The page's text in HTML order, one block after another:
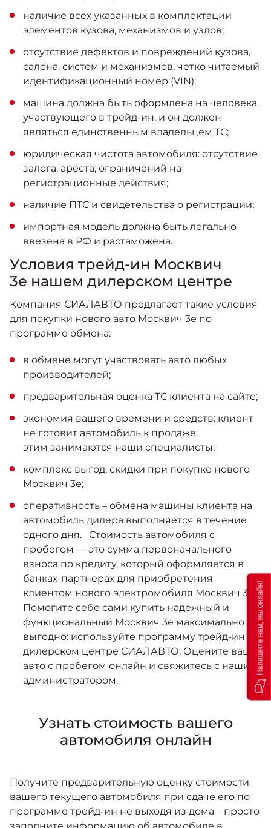
наличие всех указанных в комплектации
элементов кузова, механизмов и узлов;
отсутствие дефектов и повреждений кузова,
салона, систем и механизмов, четко читаемый
идентификационный номер (VIN);
машина должна быть оформлена на человека,
участвующего в трейд-ин, и он должен
являться единственным владельцем ТС;
юридическая чистота автомобиля: отсутствие
залога, ареста, ограничений на
регистрационные действия;
наличие ПТС и свидетельства о регистрации;
импортная модель должна быть легально
ввезена в РФ и растаможена.
Условия трейд-ин Москвич
3е нашем дилерском центре
Компания СИАЛАВТО предлагает такие условия
для покупки нового авто Москвич 3е по
программе обмена:
в обмене могут участвовать авто любых
производителей;
предварительная оценка ТС клиента на сайте;
экономия вашего времени и средств: клиент
не готовит автомобиль к продаже,
этим занимаются наши специалисты;
комплекс выгод, скидки при покупке нового
Москвич 3е;
оперативность – обмена машины клиента на
автомобиль дилера выполняется в течение
одного дня. Стоимость автомобиля с
пробегом — это сумма первоначального
взноса по кредиту, который оформляется в
банках-партнерах для приобретения
клиентом нового электромобиля Москвич 3е.
Помогите себе сами купить надежный и
функциональный Москвич 3е максимально
выгодно: используйте программу трейд-ин в
дилерском центре СИАЛАВТО. Оцените ваше
авто с пробегом онлайн и свяжитесь с нашим
администратором.
Узнать стоимость вашего
автомобиля онлайн
Получите предварительную оценку стоимости
вашего текущего автомобиля при сдаче его по
программе трейд-ин не выходя из дома – просто
Напишите нам, мы онлайн!